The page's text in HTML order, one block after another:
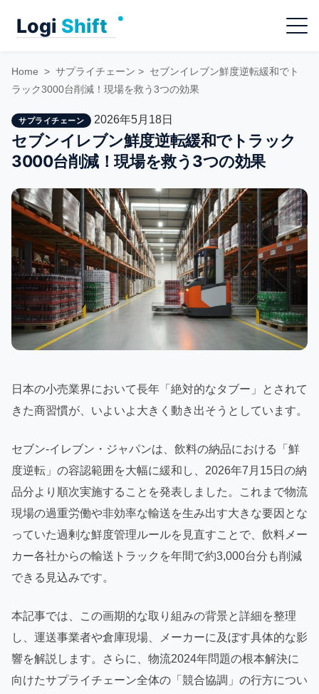
Menu
Home > サプライチェーン > セブンイレブン鮮度逆転緩和でト
ラック3000台削減！現場を救う3つの効果
サプライチェーン 2026年5月18日
セブンイレブン鮮度逆転緩和でトラック
3000台削減！現場を救う3つの効果
日本の小売業界において長年「絶対的なタブー」とされて
きた商習慣が、いよいよ大きく動き出そうとしています。
セブン‐イレブン・ジャパンは、飲料の納品における「鮮
度逆転」の容認範囲を大幅に緩和し、2026年7月15日の納
品分より順次実施することを発表しました。これまで物流
現場の過重労働や非効率な輸送を生み出す大きな要因とな
っていた過剰な鮮度管理ルールを見直すことで、飲料メー
カー各社からの輸送トラックを年間で約3,000台分も削減
できる見込みです。
本記事では、この画期的な取り組みの背景と詳細を整理
し、運送事業者や倉庫現場、メーカーに及ぼす具体的な影
響を解説します。さらに、物流2024年問題の根本解決に
向けたサプライチェーン全体の「競合協調」の行方につい